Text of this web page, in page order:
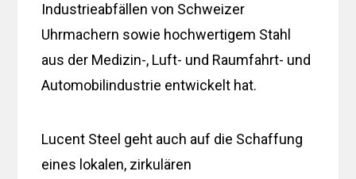
Industrieabfällen von Schweizer
Uhrmachern sowie hochwertigem Stahl
aus der Medizin-, Luft- und Raumfahrt- und
Automobilindustrie entwickelt hat.
Lucent Steel geht auch auf die Schaffung
eines lokalen, zirkulären